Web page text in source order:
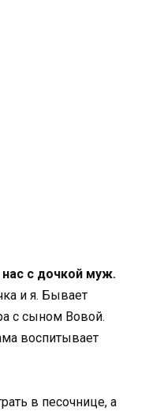
с дочкой муж.
и я. Бывает
с сыном Вовой.
воспитывает
в песочнице, а